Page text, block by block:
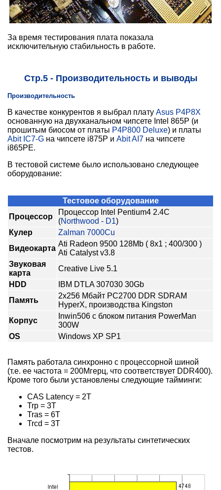
За время тестирования плата показала
исключительную стабильность в работе.
Стр.5 - Производительность и выводы
Производительность
В качестве конкурентов я выбрал плату Asus P4P8X
основанную на двухканальном чипсете Intel 865P (и
прошитым биосом от платы P4P800 Deluxe) и платы
Abit IC7-G на чипсете i875P и Abit AI7 на чипсете
i865PE.
В тестовой системе было использовано следующее
оборудование:
Тестовое оборудование
Процессор
Процессор Intel Pentium4 2.4C
(Northwood - D1)
Кулер
Zalman 7000Cu
Видеокарта
Ati Radeon 9500 128Mb ( 8x1 ; 400/300 )
Ati Catalyst v3.8
Звуковая
карта
Creative Live 5.1
HDD
IBM DTLA 307030 30Gb
Память
2x256 Мбайт PC2700 DDR SDRAM
HyperX, производства Kingston
Корпус
Inwin506 с блоком питания PowerMan
300W
OS
Windows XP SP1
Память работала синхронно с процессорной шиной
(т.е. ее частота = 200Мгерц, что соответствует DDR400).
Кроме того были установлены следующие тайминги:
CAS Latency = 2T
Trp = 3T
Tras = 6T
Trcd = 3T
Вначале посмотрим на результаты синтетических
тестов.